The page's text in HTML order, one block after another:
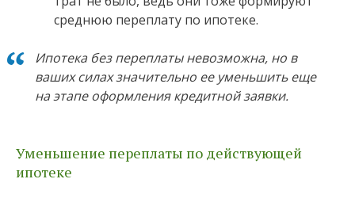
среднюю переплату по ипотеке.
Ипотека без переплатыневозможна, но в
ваших силах значительно ее уменьшить еще
на этапе оформления кредитной заявки.
Уменьшение переплаты по действующей
ипотеке